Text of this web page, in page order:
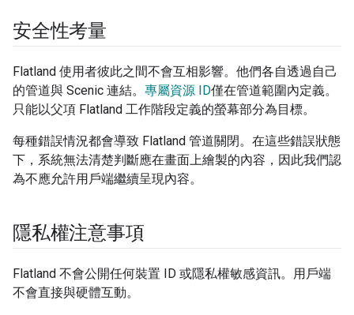
安全性考量
Flatland 使用者彼此之間不會互相影響。他們各自透過自己
的管道與 Scenic 連結。 專屬資源 ID僅在管道範圍內定義。
只能以父項 Flatland 工作階段定義的螢幕部分為目標。
每種錯誤情況都會導致 Flatland 管道關閉。在這些錯誤狀態
下，系統無法清楚判斷應在畫面上繪製的內容，因此我們認
為不應允許用戶端繼續呈現內容。
隱私權注意事項
Flatland 不會公開任何裝置 ID 或隱私權敏感資訊。用戶端
不會直接與硬體互動。